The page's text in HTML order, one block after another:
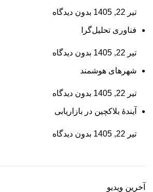
تیر 22, 1405 بدون دیدگاه
فناوری تحلیل‌گرا
تیر 22, 1405 بدون دیدگاه
شهرهای هوشمند
تیر 22, 1405 بدون دیدگاه
آیندۀ بلاکچین در بازاریابی
تیر 22, 1405 بدون دیدگاه
آخرین ویدیو